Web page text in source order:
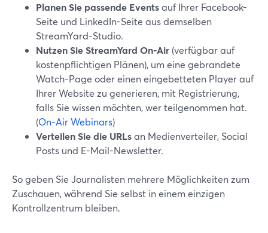
Planen Sie passende Eventsauf Ihrer Facebook-
Seite und LinkedIn-Seite aus demselben
StreamYard-Studio.
Nutzen Sie StreamYard On‑Air (verfügbar auf
kostenpflichtigen Plänen), um eine gebrandete
Watch-Page oder einen eingebetteten Player auf
Ihrer Website zu generieren, mit Registrierung,
falls Sie wissen möchten, wer teilgenommen hat.
(On‑Air Webinars)
Verteilen Sie die URLsan Medienverteiler, Social
Posts und E-Mail-Newsletter.
So geben Sie Journalisten mehrere Möglichkeiten zum
Zuschauen, während Sie selbst in einem einzigen
Kontrollzentrum bleiben.